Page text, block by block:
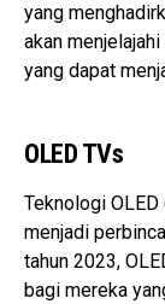
yang
akan
yang dapat
OLED TVs
Teknologi
menjadi
tahun 2023,
bagi mereka